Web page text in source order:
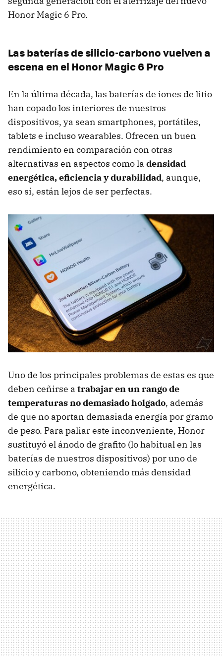
Honor Magic 6 Pro.
Las baterías de silicio-carbono vuelven a
escena en el Honor Magic 6 Pro
En la última década, las baterías de iones de litio
han copado los interiores de nuestros
dispositivos, ya sean smartphones, portátiles,
tablets e incluso wearables. Ofrecen un buen
rendimiento en comparación con otras
alternativas en aspectos como la densidad
energética, eficiencia y durabilidad, aunque,
eso sí, están lejos de ser perfectas.
Uno de los principales problemas de estas es que
deben ceñirse a trabajar en un rango de
temperaturas no demasiado holgado, además
de que no aportan demasiada energía por gramo
de peso. Para paliar este inconveniente, Honor
sustituyó el ánodo de grafito (lo habitual en las
baterías de nuestros dispositivos) por uno de
silicio y carbono, obteniendo más densidad
energética.